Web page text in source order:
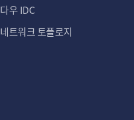
다우 IDC
네트워크 토플로지